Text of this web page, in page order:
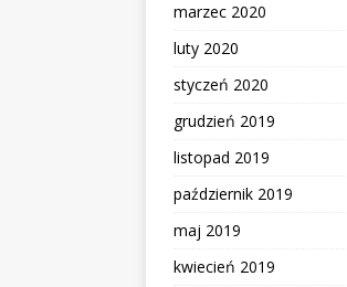
marzec 2020
luty 2020
styczeń 2020
grudzień 2019
listopad 2019
październik 2019
maj 2019
kwiecień 2019